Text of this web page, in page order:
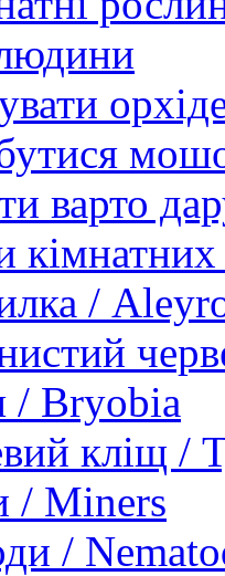
варто
/
/ Bryobia
кліщ /
/ Miners
/